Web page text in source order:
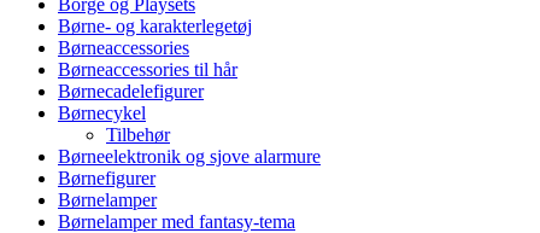
Borge og Playsets
Børne- og karakterlegetøj
Børneaccessories
Børneaccessories til hår
Børnecadelefigurer
Børnecykel
Tilbehør
Børneelektronik og sjove alarmure
Børnefigurer
Børnelamper
Børnelamper med fantasy-tema